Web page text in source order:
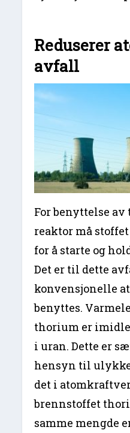
Reduserer
avfall
For benyttelse
reaktor må
for å starte og
Det er til dette
konvensjonelle
benyttes.
thorium er
i uran. Dette er
hensyn til
det i
brennstoffet
samme mengde